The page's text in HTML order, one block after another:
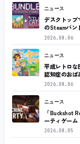
ニュース
デスクトップ
のSteamバン
2026.08.06
ニュース
平成レトロな
認知症のおば
2026.08.06
ニュース
「Buckshot
ーティゲーム
2026.08.05